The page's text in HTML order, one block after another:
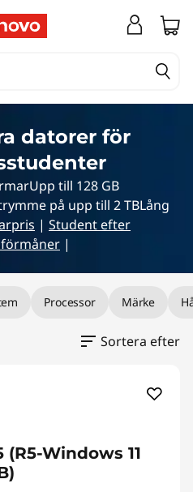
datorer för
till 128 GB
på upp till 2 TBLång
| Student efter
|
Processor Märke
Sortera efter
(R5-Windows 11